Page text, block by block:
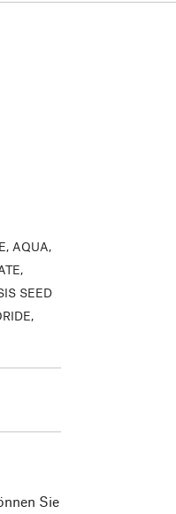
AQUA,
SEED
Sie